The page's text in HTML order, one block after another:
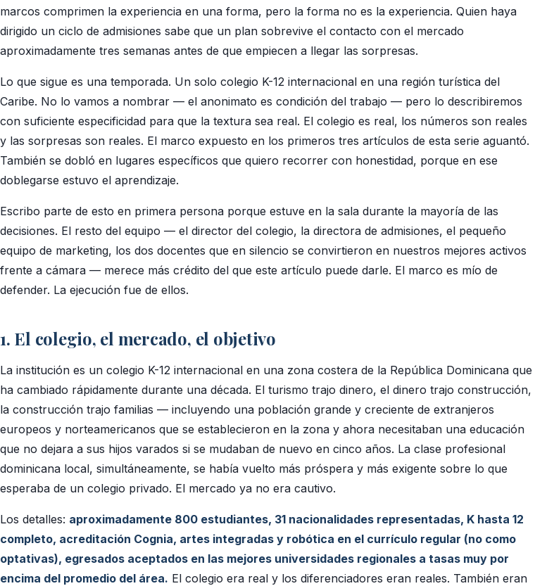
marcos comprimen la experiencia en una forma, pero la forma no es la experiencia. Quien haya
dirigido un ciclo de admisiones sabe que un plan sobrevive el contacto con el mercado
aproximadamente tres semanas antes de que empiecen a llegar las sorpresas.
Lo que sigue es una temporada. Un solo colegio K-12 internacional en una región turística del
Caribe. No lo vamos a nombrar — el anonimato es condición del trabajo — pero lo describiremos
con suficiente especificidad para que la textura sea real. El colegio es real, los números son reales
y las sorpresas son reales. El marco expuesto en los primeros tres artículos de esta serie aguantó.
También se dobló en lugares específicos que quiero recorrer con honestidad, porque en ese
doblegarse estuvo el aprendizaje.
Escribo parte de esto en primera persona porque estuve en la sala durante la mayoría de las
decisiones. El resto del equipo — el director del colegio, la directora de admisiones, el pequeño
equipo de marketing, los dos docentes que en silencio se convirtieron en nuestros mejores activos
frente a cámara — merece más crédito del que este artículo puede darle. El marco es mío de
defender. La ejecución fue de ellos.
1. El colegio, el mercado, el objetivo
La institución es un colegio K-12 internacional en una zona costera de la República Dominicana que
ha cambiado rápidamente durante una década. El turismo trajo dinero, el dinero trajo construcción,
la construcción trajo familias — incluyendo una población grande y creciente de extranjeros
europeos y norteamericanos que se establecieron en la zona y ahora necesitaban una educación
que no dejara a sus hijos varados si se mudaban de nuevo en cinco años. La clase profesional
dominicana local, simultáneamente, se había vuelto más próspera y más exigente sobre lo que
esperaba de un colegio privado. El mercado ya no era cautivo.
Los detalles: aproximadamente 800 estudiantes, 31 nacionalidades representadas, K hasta 12
completo, acreditación Cognia, artes integradas y robótica en el currículo regular (no como
optativas), egresados aceptados en las mejores universidades regionales a tasas muy por
encima del promedio del área. El colegio era real y los diferenciadores eran reales. También eran